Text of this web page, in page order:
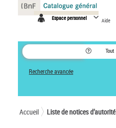
Espace personnel Aide
Tout
Recherche avancée
Accueil Liste de notices d’autorité
Panneau de gestion des cookies